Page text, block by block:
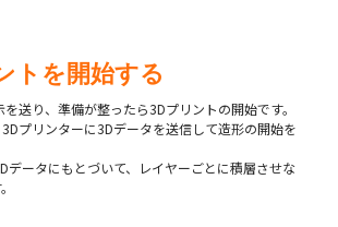
トを開始する
送り、準備が整ったら3Dプリントの開始です。
プリンターに3Dデータを送信して造形の開始を
データにもとづいて、レイヤーごとに積層させな